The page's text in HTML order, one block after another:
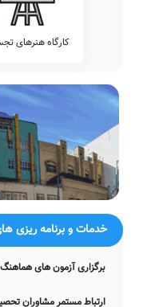
فردا
نیکی پیر مغان بین که
ضمناً یادآور می شود
جستجوی هوشمند
ممکن است در برخی از
باشند. چنانچه شما از
این خصوص دارید
اطلاعات یاری نمایید.
نظرات تکمیل کننده شما
کارگاه هنرهای
خدمات و برنامه ریزی
برگزاری آزمون های
ارتباط مستمر مشاوران